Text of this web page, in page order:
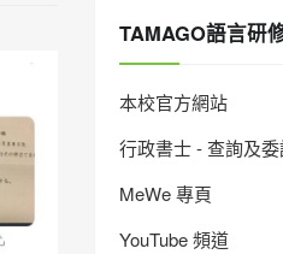
TAMAGO語言研
本校官方網站
行政書士 - 查詢及
MeWe 專頁
YouTube 頻道